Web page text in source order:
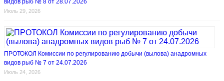
видов рыб № 8 от 28.07.2026
Июль 29, 2026
ПРОТОКОЛ Комиссии по регулированию добычи (вылова) анадромных
видов рыб № 7 от 24.07.2026
Июль 24, 2026